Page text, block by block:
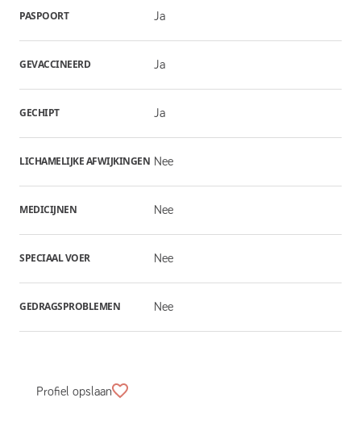
PASPOORT Ja
GEVACCINEERD Ja
GECHIPT Ja
LICHAMELIJKE AFWIJKINGEN Nee
MEDICIJNEN Nee
SPECIAAL VOER Nee
GEDRAGSPROBLEMEN Nee
Profiel opslaan